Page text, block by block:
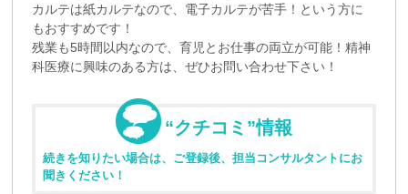
カルテは紙カルテなので、電子カルテが苦手！という方に
もおすすめです！
残業も5時間以内なので、育児とお仕事の両立が可能！精神
科医療に興味のある方は、ぜひお問い合わせ下さい！
“クチコミ”情報
続きを知りたい場合は、ご登録後、担当コンサルタントにお
聞きください！